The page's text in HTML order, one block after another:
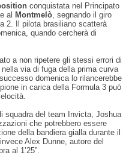
conquistata nel Principato
al Montmelò , segnando il giro
2. Il pilota brasiliano scatterà
quando cercherà di
a non ripetere gli stessi errori di
via di fuga della prima curva
domenica lo rilancerebbe
in carica della Formula 3 può
squadra del team Invicta, Joshua
che potrebbero essere
della bandiera gialla durante il
Alex Dunne, autore del
al 1’25”.